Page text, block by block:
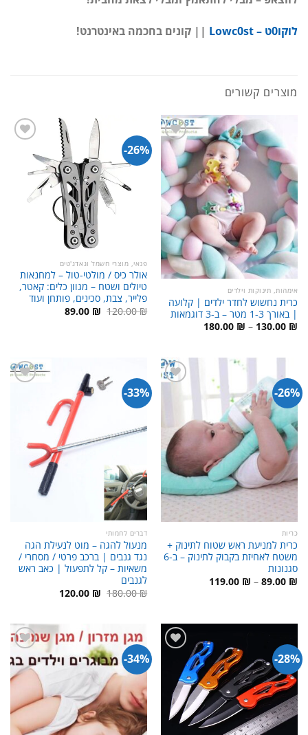
לוקו0ט – Lowc0st || קונים בחכמה באינטרנט!
מוצרים קשורים
אימהות, תינוקות וילדים
כרית נחשוש לחדר ילדים | קלועה
| באורך 1-3 מטר – ב-3 דוגמאות
130.00 ₪
–
180.00 ₪ טווח
26%-
פנאי, מוצרי חשמל וגאדג'טים
אולר כיס / מולטי-טול – למחנאות
טיולים ושטח – מגוון כלים: קאטר,
פלייר, צבת, סכינים, פותחן ועוד
120.00₪ המחיר
המקורי
89.00 ₪ המחיר
הנוכחי
26%-
כריות
כרית למניעת ראש שטוח לתינוק +
משטח לאחיזת בקבוק לתינוק – ב-6
סגנונות
89.00 ₪
–
119.00 ₪ טווח
33%-
דברים לחמותי
מנעול להגה – מוט לנעילת הגה
נגד גנבים | ברכב פרטי / מסחרי /
משאיות – קל לתפעול | כאב ראש
לגנבים
180.00₪ המחיר
המקורי
120.00 ₪ המחיר
28%-
34%-